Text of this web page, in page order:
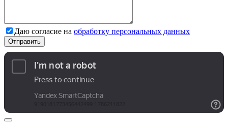
Даю согласие на обработку персональных данных